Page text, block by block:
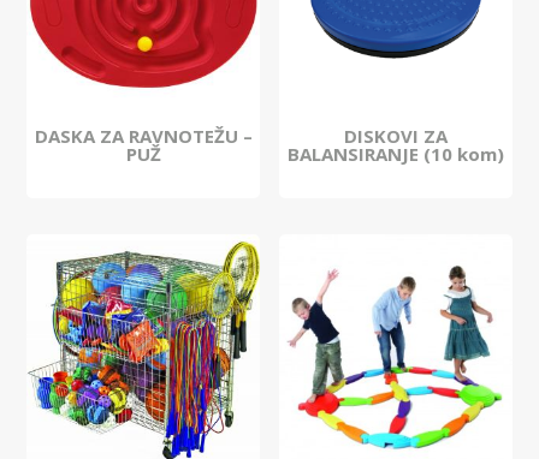
DASKA ZA RAVNOTEŽU –
PUŽ
DISKOVI ZA
BALANSIRANJE (10 kom)